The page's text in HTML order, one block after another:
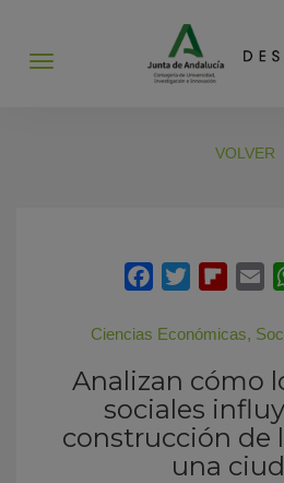
Abrir
VOLVER
Ciencias Económicas,
Analizan cómo
sociales
construcción de
una